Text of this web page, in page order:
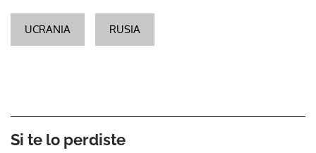
UCRANIA RUSIA
Si te lo perdiste